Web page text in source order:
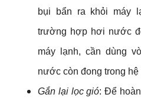
bụi bẩn ra khỏi máy
trường hợp hơi nước
máy lạnh, cần dùng
nước còn đong trong hệ
Gắn lại lọc gió: Để